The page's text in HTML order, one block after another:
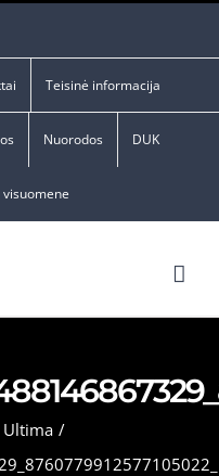
Teisinė informacija
Nuorodos DUK
Ultima /